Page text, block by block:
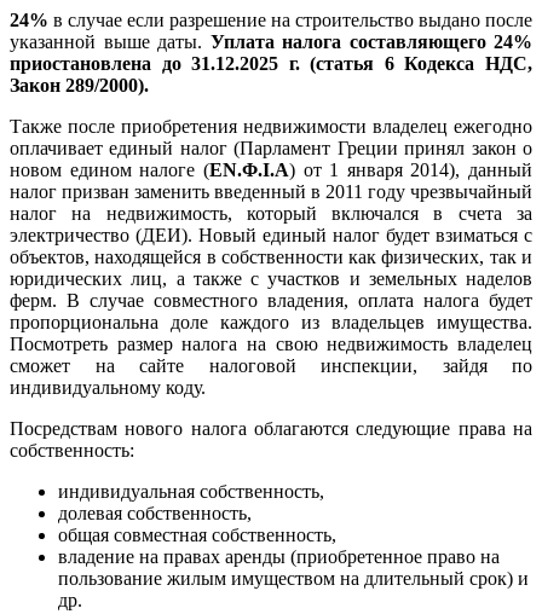
24% в случае если разрешение на строительство выдано после
указанной выше даты. Уплата налога составляющего 24%
приостановлена до 31.12.2025 г. (статья 6 Кодекса НДС,
Закон 289/2000).
Также после приобретения недвижимости владелец ежегодно
оплачивает единый налог (Парламент Греции принял закон о
новом едином налоге (ΕΝ.Φ.Ι.Α) от 1 января 2014), данный
налог призван заменить введенный в 2011 году чрезвычайный
налог на недвижимость, который включался в счета за
электричество (ДЕИ). Новый единый налог будет взиматься с
объектов, находящейся в собственности как физических, так и
юридических лиц, а также с участков и земельных наделов
ферм. В случае совместного владения, оплата налога будет
пропорциональна доле каждого из владельцев имущества.
Посмотреть размер налога на свою недвижимость владелец
сможет на сайте налоговой инспекции, зайдя по
индивидуальному коду.
Посредствам нового налога облагаются следующие права на
собственность:
индивидуальная собственность,
долевая собственность,
общая совместная собственность,
владение на правах аренды (приобретенное право на
пользование жилым имуществом на длительный срок) и
др.